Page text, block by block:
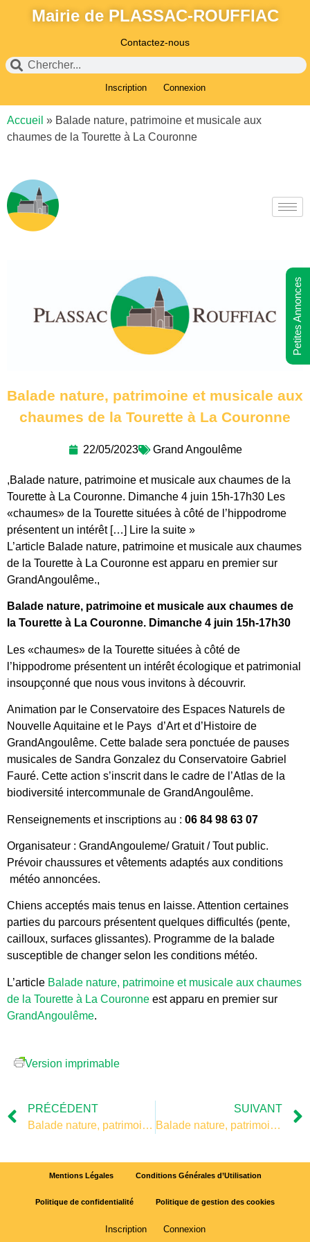
Mairie de PLASSAC-ROUFFIAC
Contactez-nous
Inscription Connexion
Accueil » Balade nature, patrimoine et musicale aux
chaumes de la Tourette à La Couronne
Balade nature, patrimoine et musicale aux
chaumes de la Tourette à La Couronne
22/05/2023 Grand Angoulême
,Balade nature, patrimoine et musicale aux chaumes de la
Tourette à La Couronne. Dimanche 4 juin 15h-17h30 Les
«chaumes» de la Tourette situées à côté de l’hippodrome
présentent un intérêt […] Lire la suite »
L’article Balade nature, patrimoine et musicale aux chaumes
de la Tourette à La Couronne est apparu en premier sur
GrandAngoulême.,
Balade nature, patrimoine et musicale aux chaumes de
la Tourette à La Couronne. Dimanche 4 juin 15h-17h30
Les «chaumes» de la Tourette situées à côté de
l’hippodrome présentent un intérêt écologique et patrimonial
insoupçonné que nous vous invitons à découvrir.
Animation par le Conservatoire des Espaces Naturels de
Nouvelle Aquitaine et le Pays d’Art et d’Histoire de
GrandAngoulême. Cette balade sera ponctuée de pauses
musicales de Sandra Gonzalez du Conservatoire Gabriel
Fauré. Cette action s’inscrit dans le cadre de l’Atlas de la
biodiversité intercommunale de GrandAngoulême.
Renseignements et inscriptions au : 06 84 98 63 07
Organisateur : GrandAngouleme/ Gratuit / Tout public.
Prévoir chaussures et vêtements adaptés aux conditions
météo annoncées.
Chiens acceptés mais tenus en laisse. Attention certaines
parties du parcours présentent quelques difficultés (pente,
cailloux, surfaces glissantes). Programme de la balade
susceptible de changer selon les conditions météo.
L’article Balade nature, patrimoine et musicale aux chaumes
de la Tourette à La Couronne est apparu en premier sur
GrandAngoulême.
Version imprimable
PRÉCÉDENT
Balade nature, patrimoine et musicale aux chaumes de la Tourette à La Couronne
SUIVANT
Balade nature, patrimoine et musicale aux chaumes de la Tourette à La Couronne
Mentions Légales Conditions Générales d’Utilisation
Politique de confidentialité Politique de gestion des cookies
Inscription Connexion
Petites Annonces